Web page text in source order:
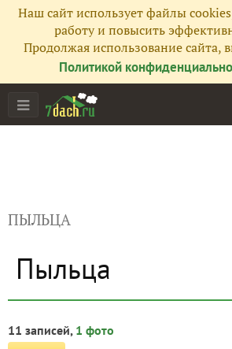
Наш сайт использует файлы
работу и повысить
Продолжая использование сайта,
Политикой
ПЫЛЬЦА
Пыльца
11 записей, 1 фото